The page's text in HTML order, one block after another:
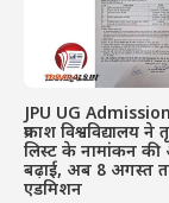
JPU UG
प्रकाश विश्वविद्यालय ने
लिस्ट के नामांकन की
बढ़ाई, अब 8 अगस्त
एडमिशन